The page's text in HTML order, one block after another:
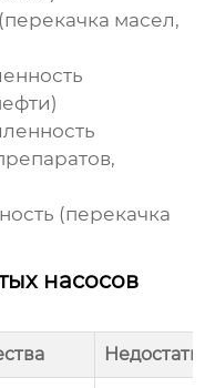
масел,
(перекачка
насосов